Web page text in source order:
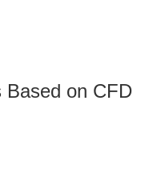
Based on CFD